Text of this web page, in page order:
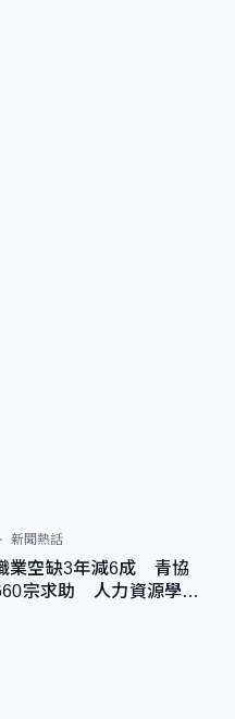
新聞熱話
業空缺3年減6成 青協
宗求助 人力資源學